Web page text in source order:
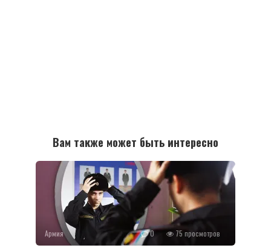
Вам также может быть интересно
Армия 0 75 просмотров